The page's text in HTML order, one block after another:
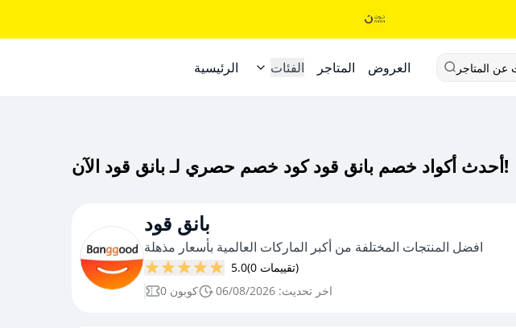
الرئيسية الفئات المتاجر العروض عن المتاجر
أحدث أكواد خصم بانق قود كود خصم حصري لـ بانق قود الآن!
بانق قود
افضل المنتجات المختلفة من أكبر الماركات العالمية بأسعار مذهلة
5.0
(0 تقييمات)
0 كوبون
اخر تحديث: 06/08/2026